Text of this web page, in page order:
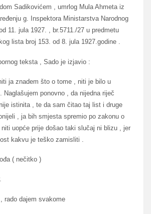
Sadikovićem , umrlog Mula Ahmeta iz
g. Inspektora Ministarstva Narodnog
11. jula 1927. , br.5711./27 u predmetu
lista broj 153. od 8. jula 1927.godine .
teksta , Sado je izjavio :
ja znadem što o tome , niti je bilo u
Naglašujem ponovno , da nijedna riječ
istinita , te da sam čitao taj list i druge
, ja bih smjesta spremio po zakonu o
uopće prije došao taki slučaj ni blizu , jer
kakvu je teško zamisliti .
( nečitko )
rado dajem svakome